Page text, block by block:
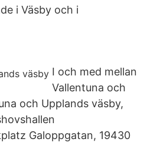
i Väsby och i
I och med mellan
Vallentuna och
och Upplands väsby,
Galoppgatan, 19430